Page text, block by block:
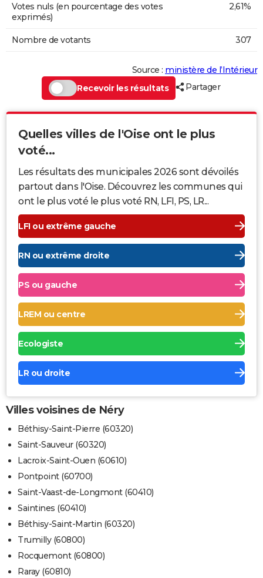
Votes nuls (en pourcentage des votes
exprimés)
2,61%
Nombre de votants 307
Source : ministère de l’Intérieur
Recevoir les résultats
Partager
Quelles villes de l'Oise ont le plus
voté...
Les résultats des municipales 2026 sont dévoilés
partout dans l'Oise. Découvrez les communes qui
ont le plus voté le plus voté RN, LFI, PS, LR...
LFI ou extrême gauche
RN ou extrême droite
PS ou gauche
LREM ou centre
Ecologiste
LR ou droite
Villes voisines de Néry
Béthisy-Saint-Pierre (60320)
Saint-Sauveur (60320)
Lacroix-Saint-Ouen (60610)
Pontpoint (60700)
Saint-Vaast-de-Longmont (60410)
Saintines (60410)
Béthisy-Saint-Martin (60320)
Trumilly (60800)
Rocquemont (60800)
Raray (60810)